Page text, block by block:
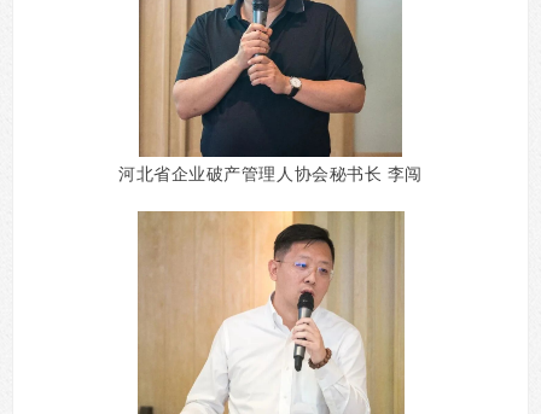
河北省企业破产管理人协会秘书长 李闯